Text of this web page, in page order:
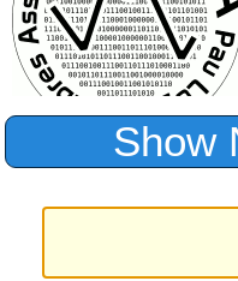
Chercher par
Seulement
Recherche
Show